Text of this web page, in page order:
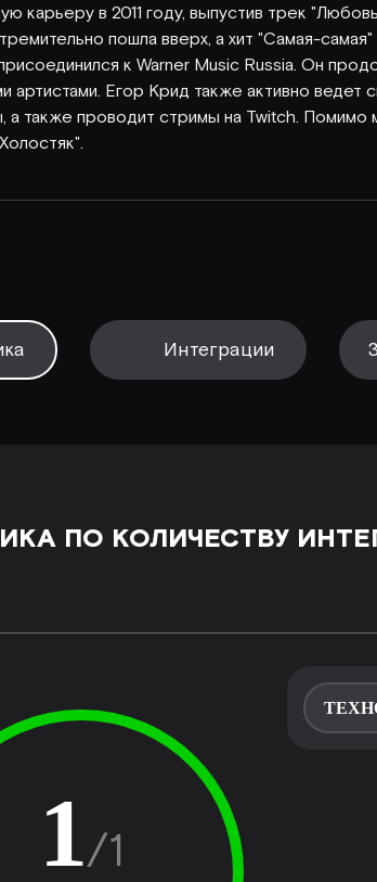
карьеру в 2011 году, выпустив трек
пошла вверх, а хит "Самая-
к Warner Music Russia. Он
артистами. Егор Крид также активно ведет
а также проводит стримы на Twitch. Помимо
Интеграции
ПО КОЛИЧЕСТВУ
1/1